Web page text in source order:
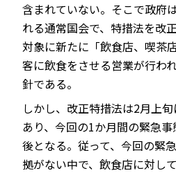
含まれていない。そこで政府
れる通常国会で、特措法を改
対象に新たに「飲食店、喫茶
客に飲食をさせる営業が行わ
針である。
しかし、改正特措法は2月上
あり、今回の1か月間の緊急
後となる。従って、今回の緊
拠がない中で、飲食店に対し